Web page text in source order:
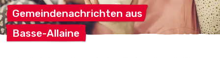
Gemeindenachrichten aus
Basse-Allaine